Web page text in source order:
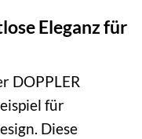
Eleganz für
DOPPLER
für
Diese